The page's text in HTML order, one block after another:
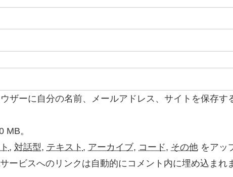
ザーに自分の名前、メールアドレス、サイトを保存す
MB。
, 対話型, テキスト , アーカイブ, コード, その他 をアッ
ービスへのリンクは自動的にコメント内に埋め込まれ